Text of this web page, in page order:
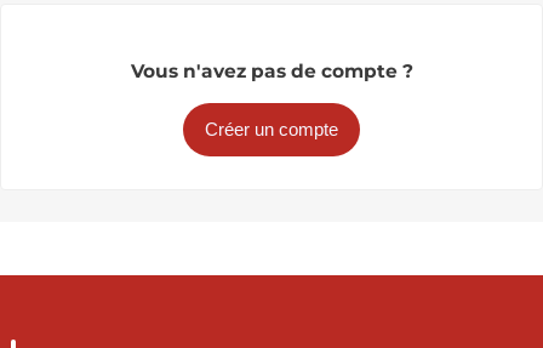
Vous n'avez pas de compte ?
Créer un compte